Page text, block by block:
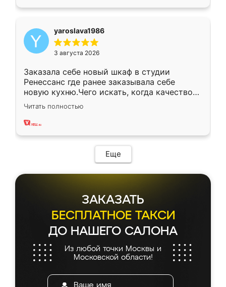
yaroslava1986
3 августа 2026
Заказала себе новый шкаф в студии
Ренессанс где ранее заказывала себе
новую кухню.Чего искать, когда качеством
вполне довольна. Служит кухня уже почти
два года, нареканий нет.
Читать полностью
Еще
ЗАКАЗАТЬ
БЕСПЛАТНОЕ ТАКСИ
ДО НАШЕГО САЛОНА
Из любой точки Москвы и
Московской области!